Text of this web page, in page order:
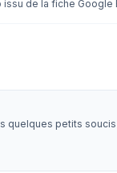
issu de la fiche Google
quelques petits